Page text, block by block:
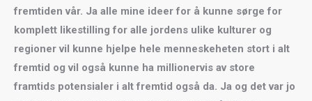
fremtiden vår. Ja alle mine ideer for å kunne sørge for
komplett likestilling for alle jordens ulike kulturer og
regioner vil kunne hjelpe hele menneskeheten stort i alt
fremtid og vil også kunne ha millionervis av store
framtids potensialer i alt fremtid også da. Ja og det var jo